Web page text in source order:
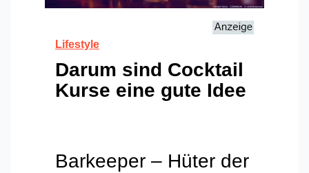
Lifestyle
Darum sind Cocktail
Kurse eine gute Idee
Barkeeper – Hüter der